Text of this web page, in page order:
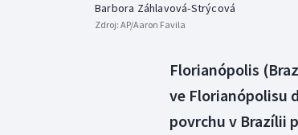
Barbora Záhlavová-Strýcová
Zdroj: AP/Aaron Favila
Florianópolis
ve Florianópolisu
povrchu v Brazílii